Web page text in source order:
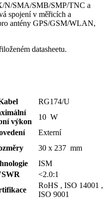
SMA/SMB/SMP/TNC a
spojení v měřicích a
antény GPS/GSM/WLAN,
datasheetu.
RG174/U
výkon
10 W
Externí
30 x 237 mm
ISM
<2.0:1
RoHS , ISO 14001 ,
ISO 9001